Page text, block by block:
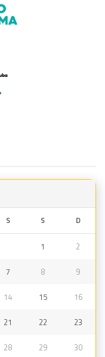
S S D
1 2
7 8 9
14 15 16
21 22 23
28 29 30